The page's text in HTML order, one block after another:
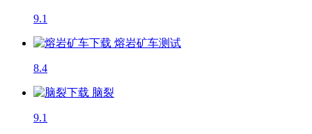
9.1
熔岩矿车测试
8.4
脑裂
9.1